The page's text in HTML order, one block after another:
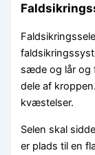
sæde og lår og
dele af
kvæstelser.
Selen skal
er plads til en